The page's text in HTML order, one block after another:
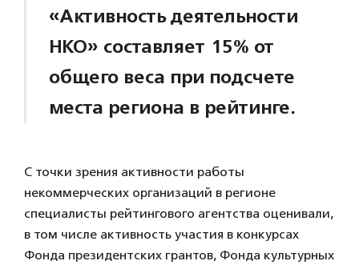
«Активность деятельности
НКО» составляет 15% от
общего веса при подсчете
места региона в рейтинге.
С точки зрения активности работы
некоммерческих организаций в регионе
специалисты рейтингового агентства оценивали,
в том числе активность участия в конкурсах
Фонда президентских грантов, Фонда культурных